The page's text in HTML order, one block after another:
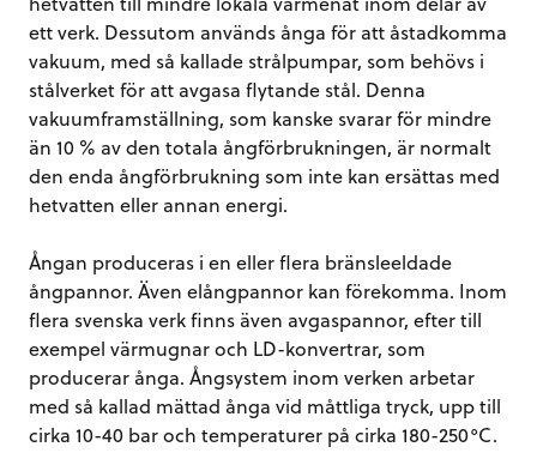
ett verk. Dessutom används ånga för att åstadkomma
vakuum, med så kallade strålpumpar, som behövs i
stålverket för att avgasa flytande stål. Denna
vakuumframställning, som kanske svarar för mindre
än 10 % av den totala ångförbrukningen, är normalt
den enda ångförbrukning som inte kan ersättas med
hetvatten eller annan energi.
Ångan produceras i en eller flera bränsleeldade
ångpannor. Även elångpannor kan förekomma. Inom
flera svenska verk finns även avgaspannor, efter till
exempel värmugnar och LD-konvertrar, som
producerar ånga. Ångsystem inom verken arbetar
med så kallad mättad ånga vid måttliga tryck, upp till
cirka 10-40 bar och temperaturer på cirka 180-250°C.